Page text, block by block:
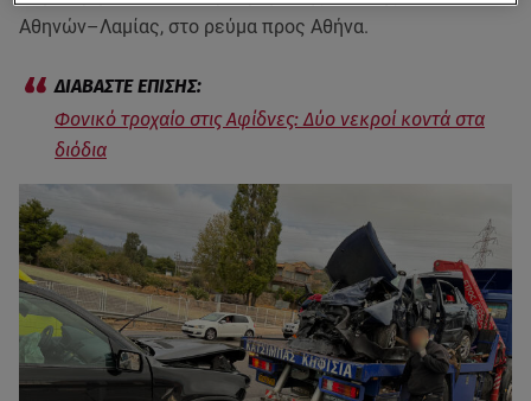
Αθηνών–Λαμίας, στο ρεύμα προς Αθήνα.
Φονικό τροχαίο στις Αφίδνες: Δύο νεκροί κοντά στα
διόδια